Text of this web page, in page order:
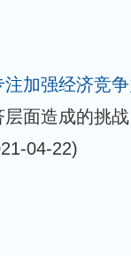
加强经济竞争
面造成的挑
04-22)